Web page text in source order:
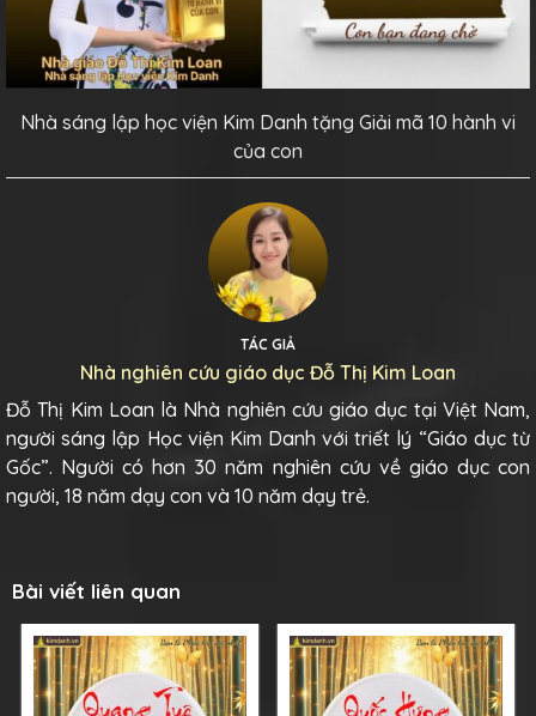
Nhà sáng lập học viện Kim Danh tặng Giải mã 10 hành vi
của con
TÁC GIẢ
Nhà nghiên cứu giáo dục Đỗ Thị Kim Loan
Đỗ Thị Kim Loan là Nhà nghiên cứu giáo dục tại Việt Nam,
người sáng lập Học viện Kim Danh với triết lý “Giáo dục từ
Gốc”. Người có hơn 30 năm nghiên cứu về giáo dục con
người, 18 năm dạy con và 10 năm dạy trẻ.
Bài viết liên quan